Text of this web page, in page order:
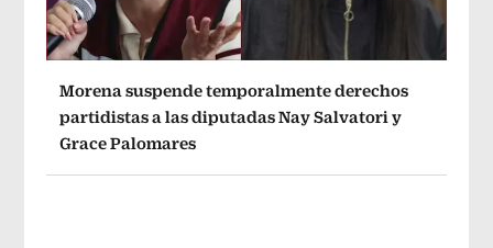
Morena suspende temporalmente derechos
partidistas a las diputadas Nay Salvatori y
Grace Palomares